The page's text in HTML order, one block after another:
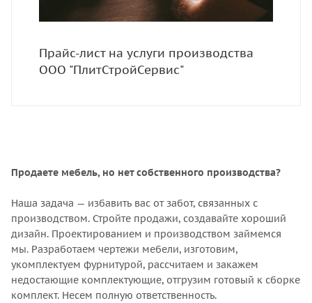
Прайс-лист на услуги производства
ООО "ПлитСтройСервис"
Продаете мебель, но нет собственного производства?
Наша задача — избавить вас от забот, связанных с
производством. Стройте продажи, создавайте хороший
дизайн. Проектированием и производством займемся
мы. Разработаем чертежи мебели, изготовим,
укомплектуем фурнитурой, рассчитаем и закажем
недостающие комплектующие, отгрузим готовый к сборке
комплект. Несем полную ответственность.